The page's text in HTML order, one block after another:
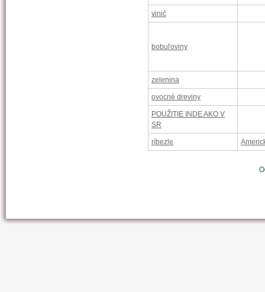
vinič
bobuľoviny
zelenina
ovocné dreviny
POUŽITIE INDE AKO V
SR
ríbezle